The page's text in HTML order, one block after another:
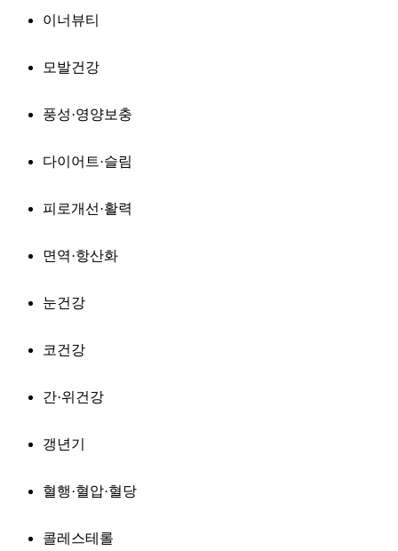
이너뷰티
모발건강
풍성·영양보충
다이어트·슬림
피로개선·활력
면역·항산화
눈건강
코건강
간·위건강
갱년기
혈행·혈압·혈당
콜레스테롤